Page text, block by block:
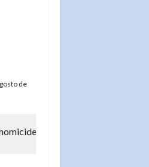
de